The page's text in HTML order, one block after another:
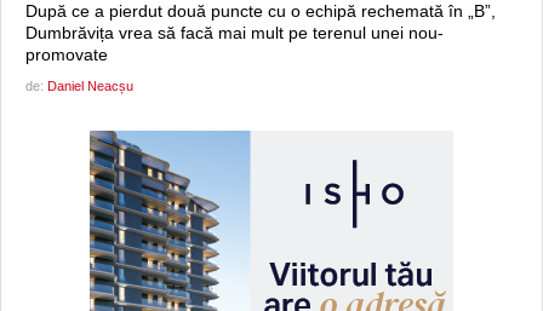
După ce a pierdut două puncte cu o echipă rechemată în „B”,
Dumbrăvița vrea să facă mai mult pe terenul unei nou-
promovate
de: Daniel Neacșu